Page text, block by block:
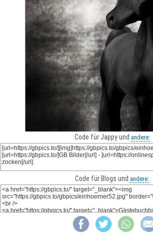
Code für Jappy und andere:
Code für Blogs und andere: